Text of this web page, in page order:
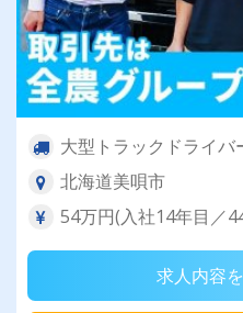
大型トラックドライバ
北海道美唄市
54万円(入社14年目／
求人内容